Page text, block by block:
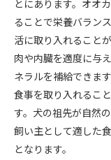
とにあります。オオ
ることで栄養バラン
活に取り入れること
肉や内臓を適度に与
ネラルを補給できま
食事を取り入れるこ
す。犬の祖先が自然
飼い主として適した
となります。